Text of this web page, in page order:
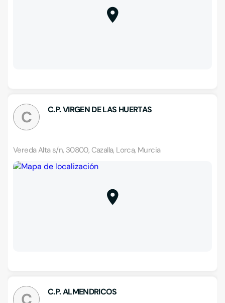
C C.P. VIRGEN DE LAS HUERTAS
Vereda Alta s/n, 30800, Cazalla, Lorca, Murcia
C.P. ALMENDRICOS